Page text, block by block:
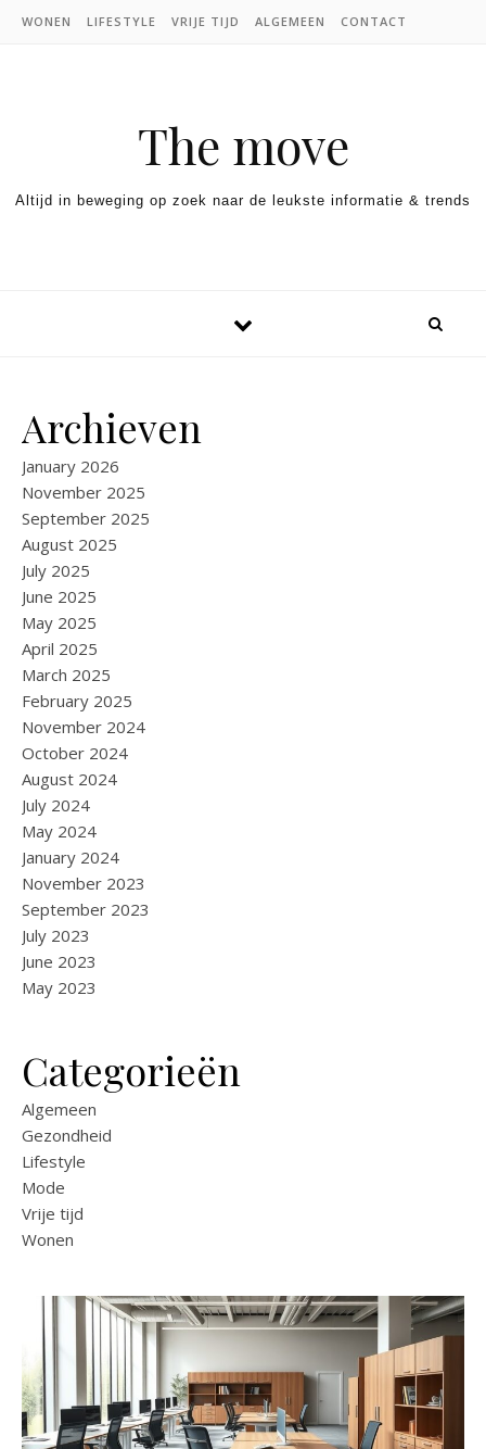
Skip to content
WONEN LIFESTYLE VRIJE TIJD ALGEMEEN CONTACT
The move
Altijd in beweging op zoek naar de leukste informatie & trends
Archieven
January 2026
November 2025
September 2025
August 2025
July 2025
June 2025
May 2025
April 2025
March 2025
February 2025
November 2024
October 2024
August 2024
July 2024
May 2024
January 2024
November 2023
September 2023
July 2023
June 2023
May 2023
Categorieën
Algemeen
Gezondheid
Lifestyle
Mode
Vrije tijd
Wonen